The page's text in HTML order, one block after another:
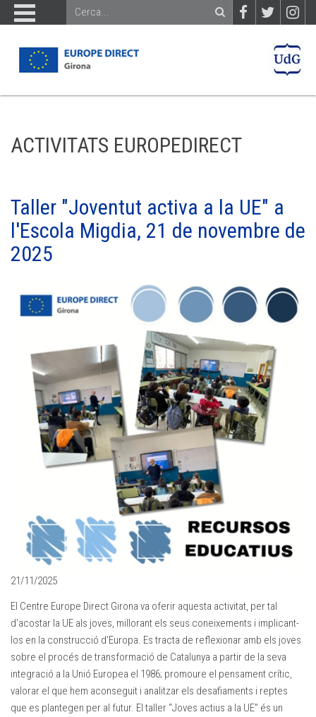
ACTIVITATS EUROPEDIRECT
Taller "Joventut activa a la UE" a
l'Escola Migdia, 21 de novembre de
2025
21/11/2025
El Centre Europe Direct Girona va oferir aquesta activitat, per tal
d’acostar la UE als joves, millorant els seus coneixements i implicant-
los en la construcció d'Europa. Es tracta de reflexionar amb els joves
sobre el procés de transformació de Catalunya a partir de la seva
integració a la Unió Europea el 1986; promoure el pensament crític,
valorar el que hem aconseguit i analitzar els desafiaments i reptes
que es plantegen per al futur. El taller “Joves actius a la UE” és un